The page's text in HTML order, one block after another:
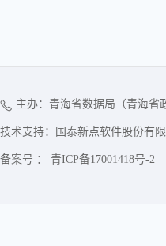
主办：青海省数据局（青海省
技术支持：国泰新点软件股份有限
备案号 ： 青ICP备17001418号-2